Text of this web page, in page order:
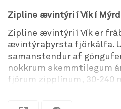
Zipline ævintýri í Vík í
Zipline ævintýri í Vík er
ævintýraþyrsta fjörkálfa.
samanstendur af
nokkrum skemmtilegum
fjórum zipplínum, 30-240